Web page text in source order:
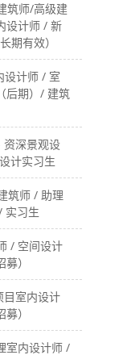
筑师/高级建
设计师 / 新
期有效）
设计师 / 室
后期）/ 建筑
资深景观设
计实习生
筑师 / 助理
实习生
/ 空间设计
）
目室内设计
）
室内设计师 /